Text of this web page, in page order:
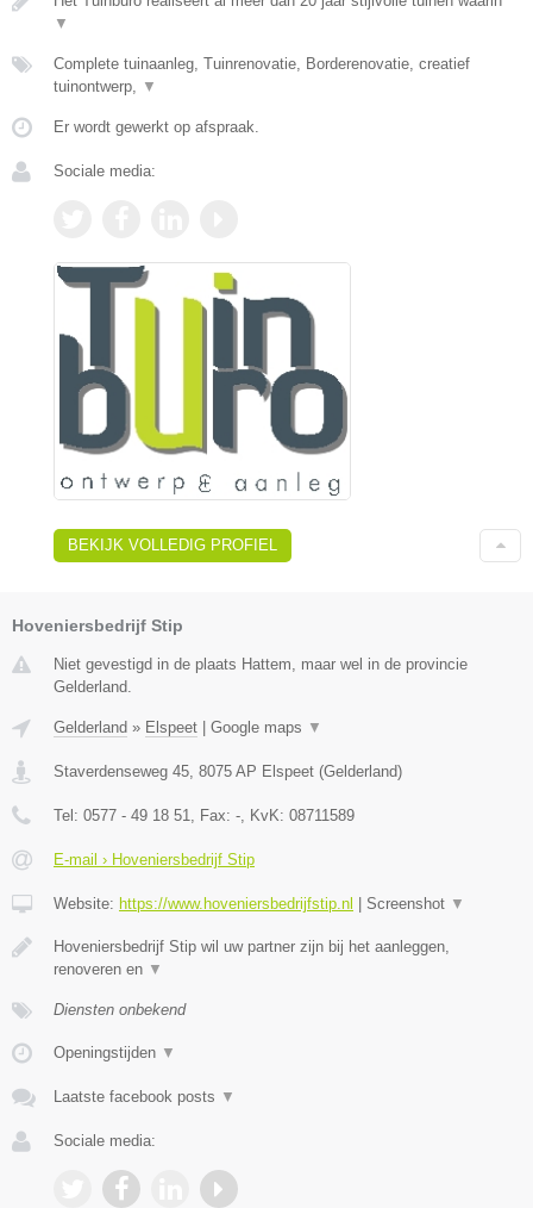
▼
Complete tuinaanleg, Tuinrenovatie, Borderenovatie, creatief
tuinontwerp,
▼
Er wordt gewerkt op afspraak.
Sociale media:
BEKIJK VOLLEDIG PROFIEL
Hoveniersbedrijf Stip
Niet gevestigd in de plaats Hattem, maar wel in de provincie
Gelderland.
Gelderland » Elspeet Google maps ▼
Staverdenseweg 45, 8075 AP Elspeet (Gelderland)
Tel: 0577 - 49 18 51, Fax: -, KvK: 08711589
E-mail › Hoveniersbedrijf Stip
Website: https://www.hoveniersbedrijfstip.nl Screenshot ▼
Hoveniersbedrijf Stip wil uw partner zijn bij het aanleggen,
renoveren en ▼
Diensten onbekend
Openingstijden ▼
Laatste facebook posts ▼
Sociale media: